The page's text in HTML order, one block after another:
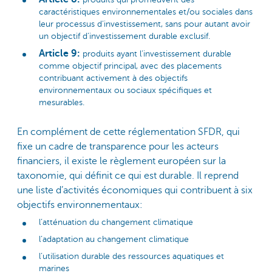
caractéristiques environnementales et/ou sociales dans
leur processus d’investissement, sans pour autant avoir
un objectif d’investissement durable exclusif.
Article 9: produits ayant l’investissement durable
comme objectif principal, avec des placements
contribuant activement à des objectifs
environnementaux ou sociaux spécifiques et
mesurables.
En complément de cette réglementation SFDR, qui
fixe un cadre de transparence pour les acteurs
financiers, il existe le règlement européen sur la
taxonomie, qui définit ce qui est durable. Il reprend
une liste d’activités économiques qui contribuent à six
objectifs environnementaux:
l’atténuation du changement climatique
l’adaptation au changement climatique
l’utilisation durable des ressources aquatiques et
marines